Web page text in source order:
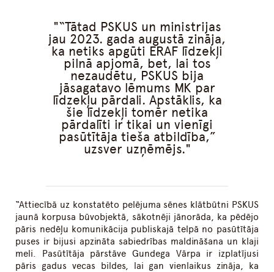
“Tātad PSKUS un ministrijas
jau 2023. gada augustā zināja,
ka netiks apgūti ERAF līdzekļi
pilnā apjomā, bet, lai tos
nezaudētu, PSKUS bija
jāsagatavo lēmums MK par
līdzekļu pārdali. Apstāklis, ka
šie līdzekļi tomēr netika
pārdalīti ir tikai un vienīgi
pasūtītāja tieša atbildība,”
uzsver uzņēmējs.
“Attiecībā uz konstatēto pelējuma sēnes klātbūtni PSKUS
jaunā korpusa būvobjektā, sākotnēji jānorāda, ka pēdējo
pāris nedēļu komunikācija publiskajā telpā no pasūtītāja
puses ir bijusi apzināta sabiedrības maldināšana un klaji
meli. Pasūtītāja pārstāve Gundega Vārpa ir izplatījusi
pāris gadus vecas bildes, lai gan vienlaikus zināja, ka